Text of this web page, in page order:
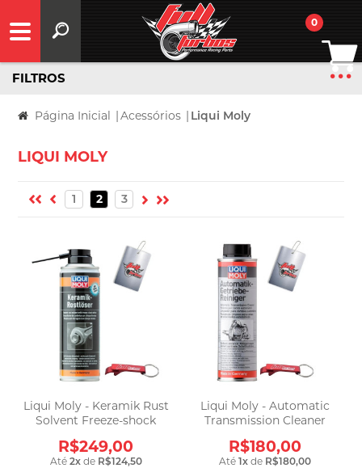
0
Página Inicial |Acessórios | Liqui Moly
FILTROS
LIQUI MOLY
1 2 3
Liqui Moly - Keramik Rust
Solvent Freeze-shock
R$249,00
Até 2xde R$124,50
Liqui Moly - Automatic
Transmission Cleaner
R$180,00
Até1x de R$180,00